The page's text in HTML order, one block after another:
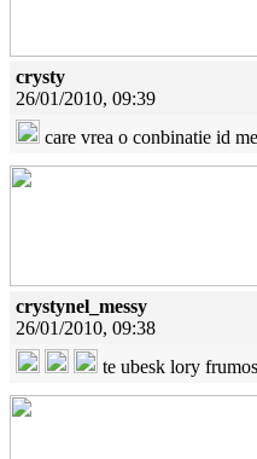
crysty
26/01/2010, 09:39
care vrea o conbinatie id
crystynel_messy
26/01/2010, 09:38
te ubesk lory